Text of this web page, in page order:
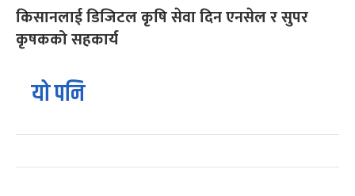
किसानलाई डिजिटल कृषि सेवा दिन एनसेल र सुपर
कृषकको सहकार्य
यो पनि